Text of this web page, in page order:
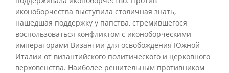
иконоборчества выступила столичная знать,
нашедшая поддержку у папства, стремившегося
воспользоваться конфликтом с иконоборческими
императорами Византии для освобождения Южной
Италии от византийского политического и церковного
верховенства. Наиболее решительным противником